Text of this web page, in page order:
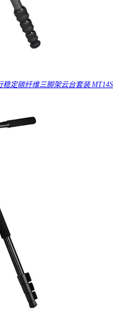
稳定碳纤维三脚架云台套装 MT14S